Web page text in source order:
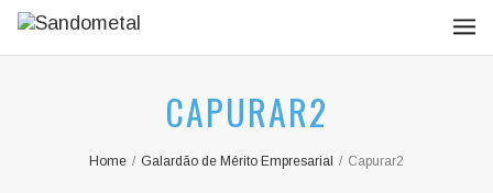
CAPURAR2
Home / Galardão de Mérito Empresarial / Capurar2